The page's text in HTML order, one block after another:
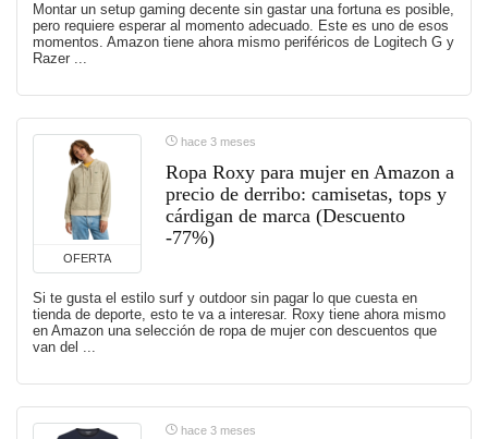
Montar un setup gaming decente sin gastar una fortuna es posible,
pero requiere esperar al momento adecuado. Este es uno de esos
momentos. Amazon tiene ahora mismo periféricos de Logitech G y
Razer ...
OFERTA
hace 3 meses
Ropa Roxy para mujer en Amazon a
precio de derribo: camisetas, tops y
cárdigan de marca (Descuento
-77%)
Si te gusta el estilo surf y outdoor sin pagar lo que cuesta en
tienda de deporte, esto te va a interesar. Roxy tiene ahora mismo
en Amazon una selección de ropa de mujer con descuentos que
van del ...
hace 3 meses